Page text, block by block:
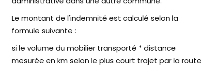
Le montant de l'indemnité est calculé selon la
formule suivante :
si le volume du mobilier transporté * distance
mesurée en km selon le plus court trajet par la route